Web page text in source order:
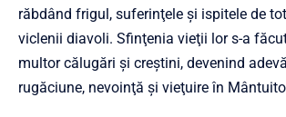
răbdând frigul, suferinţele şi ispitele de
viclenii diavoli. Sfinţenia vieţii lor s-a
multor călugări şi creştini, devenind
rugăciune, nevoinţă şi vieţuire în